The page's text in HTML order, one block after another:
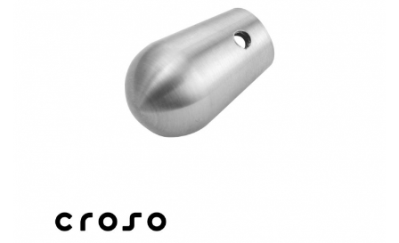
Fitting-uri balustrada inox
Cabluri si accesorii balustrada inox
Capace - dopuri capat teava
Montanti echipati balustrada inox